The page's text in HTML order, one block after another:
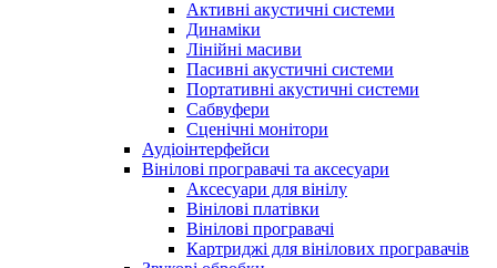
Активні акустичні системи
Динаміки
Лінійні масиви
Пасивні акустичні системи
Портативні акустичні системи
Сабвуфери
Сценічні монітори
Аудіоінтерфейси
Вінілові програвачі та аксесуари
Аксесуари для вінілу
Вінілові платівки
Вінілові програвачі
Картриджі для вінілових програвачів